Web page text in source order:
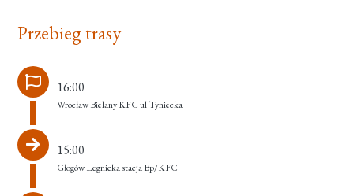
Przebieg trasy
16:00
Wrocław Bielany KFC ul Tyniecka
15:00
Głogów Legnicka stacja Bp/KFC